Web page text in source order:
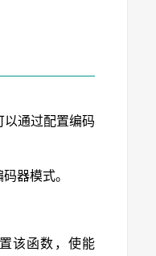
以通过配置编码
器模式。
该函数，使能